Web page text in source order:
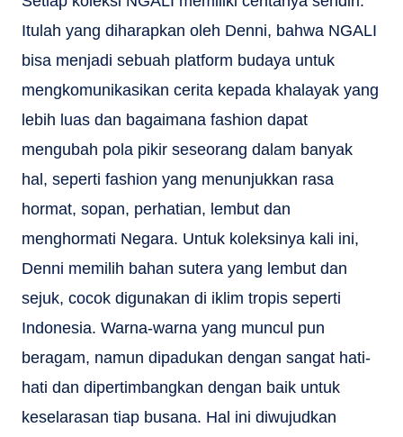
Itulah yang diharapkan oleh Denni, bahwa NGALI
bisa menjadi sebuah platform budaya untuk
mengkomunikasikan cerita kepada khalayak yang
lebih luas dan bagaimana fashion dapat
mengubah pola pikir seseorang dalam banyak
hal, seperti fashion yang menunjukkan rasa
hormat, sopan, perhatian, lembut dan
menghormati Negara. Untuk koleksinya kali ini,
Denni memilih bahan sutera yang lembut dan
sejuk, cocok digunakan di iklim tropis seperti
Indonesia. Warna-warna yang muncul pun
beragam, namun dipadukan dengan sangat hati-
hati dan dipertimbangkan dengan baik untuk
keselarasan tiap busana. Hal ini diwujudkan